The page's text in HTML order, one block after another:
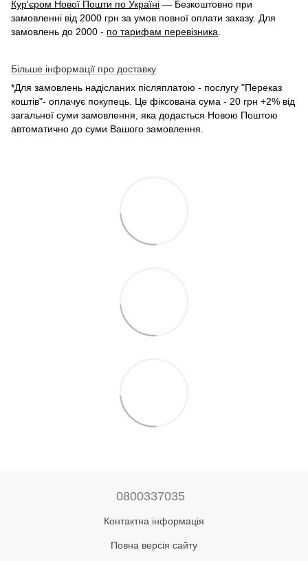
Кур'єром Нової Пошти по Україні — Безкоштовно при
замовленні від 2000 грн за умов повної оплати заказу. Для
замовлень до 2000 - по тарифам перевізника
Більше інформації про доставку
*Для замовлень надісланих післяплатою - послугу "Переказ
коштів"- оплачує покупець. Це фіксована сума - 20 грн +2% від
загальної суми замовлення, яка додається Новою Поштою
автоматично до суми Вашого замовлення.
0800337035
Контактна інформація
Повна версія сайту